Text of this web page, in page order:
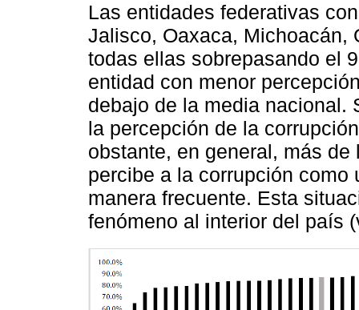
Las entidades federativas
Jalisco, Oaxaca, Michoacán,
todas ellas sobrepasando el
entidad con menor
debajo de la media nacional.
la percepción de la
obstante, en general, más
percibe a la corrupción como
manera frecuente. Esta
fenómeno al interior del país